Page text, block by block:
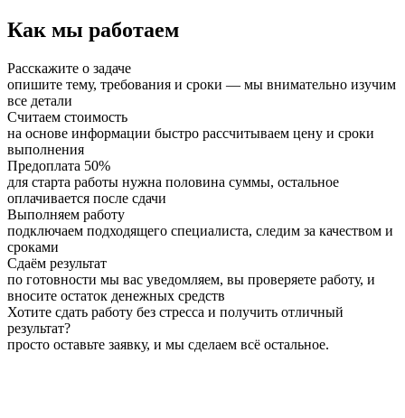
Как мы работаем
Расскажите о задаче
опишите тему, требования и сроки — мы внимательно изучим
все детали
Считаем стоимость
на основе информации быстро рассчитываем цену и сроки
выполнения
Предоплата 50%
для старта работы нужна половина суммы, остальное
оплачивается после сдачи
Выполняем работу
подключаем подходящего специалиста, следим за качеством и
сроками
Сдаём результат
по готовности мы вас уведомляем, вы проверяете работу, и
вносите остаток денежных средств
Хотите сдать работу без стресса и получить отличный
результат?
просто оставьте заявку, и мы сделаем всё остальное.